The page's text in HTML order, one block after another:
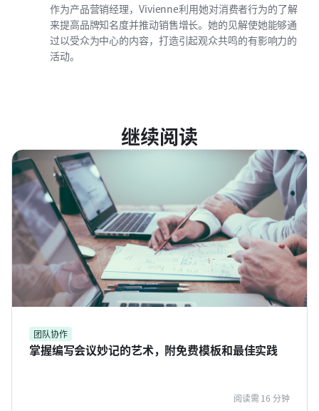
作为产品营销经理，Vivienne利用她对消费者行为的了解
来提高品牌知名度并推动销售增长。她的见解使她能够通
过以受众为中心的内容，打造引起观众共鸣的有影响力的
活动。
继续阅读
团队协作
掌握编写会议妙记的艺术，附免费模板和最佳实践
阅读需 16 分钟